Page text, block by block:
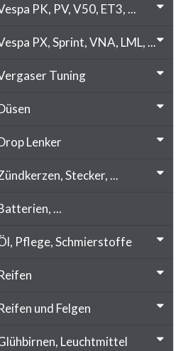
PK, PV, V50, ET3, ...
PX, Sprint, VNA, LML, ...
Tuning
Lenker
Stecker, ...
...
Pflege, Schmierstoffe
und Felgen
Leuchtmittel